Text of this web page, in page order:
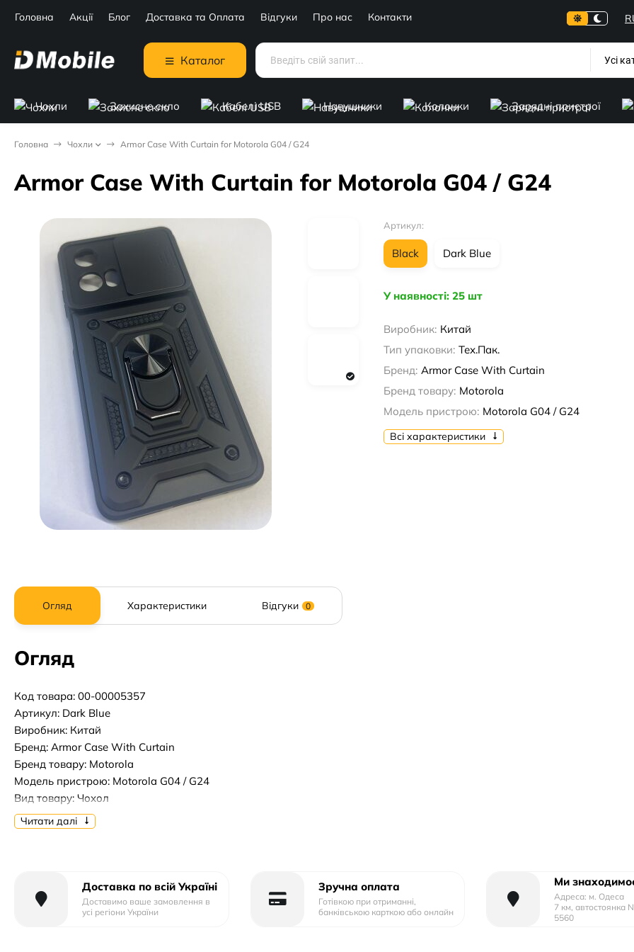
Головна Акції Блог Доставка та Оплата Відгуки Про нас Контакти
Каталог Усі
Чохли Захисне скло Кабелі USB Навушники Колонки Зарядні пристрої
Головна Чохли Armor Case With Curtain for Motorola G04 / G24
Armor Case With Curtain for Motorola G04 / G24
Артикул:
Black Dark Blue
У наявності: 25 шт
Виробник: Китай
Тип упаковки: Тех.Пак.
Бренд: Armor Case With Curtain
Бренд товару: Motorola
Модель пристрою: Motorola G04 / G24
Всі характеристики
Огляд Характеристики Відгуки 0
Огляд
Код товара: 00-00005357
Артикул: Dark Blue
Виробник: Китай
Бренд: Armor Case With Curtain
Бренд товару: Motorola
Модель пристрою: Motorola G04 / G24
Вид товару: Чохол
Форм-фактор: Накладка
Тип матеріалу: Пластик+Силікон
Читати далі
Доставка по всій Україні
Доставимо ваше замовлення в
усі регіони України
Зручна оплата
Готівкою при отриманні,
банківською карткою або онлайн
Ми
Адреса: м. Одеса
7 км, автостоянка
5560